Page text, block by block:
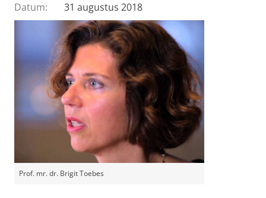
Datum:
31 augustus 2018
Prof. mr. dr. Brigit Toebes